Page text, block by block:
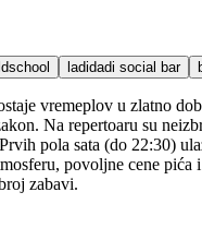
ladidadi social bar
vremeplov u zlatno
Na repertoaru su
pola sata (do 22:30)
povoljne cene
zabavi.